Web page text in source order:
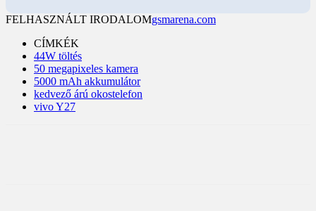
FELHASZNÁLT IRODALOMgsmarena.com
CÍMKÉK
44W töltés
50 megapixeles kamera
5000 mAh akkumulátor
kedvező árú okostelefon
vivo Y27